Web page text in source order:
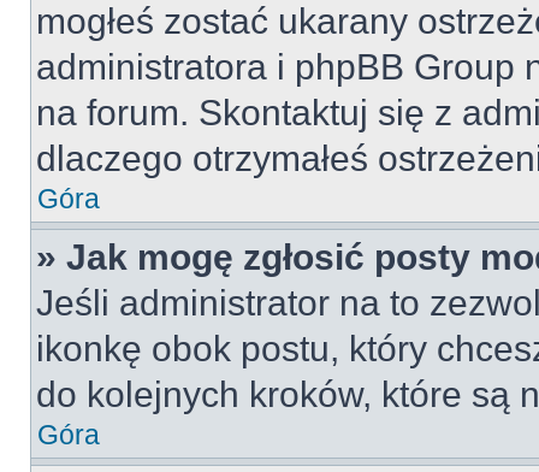
mogłeś zostać ukarany
administratora i phpBB Group
na forum. Skontaktuj się z
dlaczego otrzymałeś
Góra
» Jak mogę zgłosić posty
Jeśli administrator na to
ikonkę obok postu, który
do kolejnych kroków, które są
Góra